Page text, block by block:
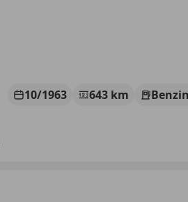
10/1963 643 km